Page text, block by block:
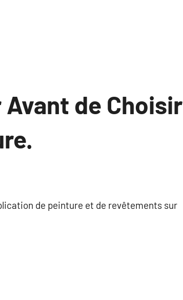
de Choisir
de peinture et de revêtements sur